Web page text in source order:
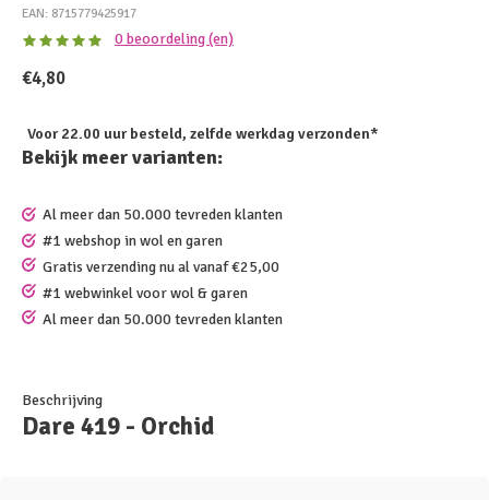
EAN: 8715779425917
0 beoordeling (en)
€4,80
Voor 22.00 uur besteld, zelfde werkdag verzonden*
Bekijk meer varianten:
Al meer dan 50.000 tevreden klanten
#1 webshop in wol en garen
Gratis verzending nu al vanaf €25,00
#1 webwinkel voor wol & garen
Al meer dan 50.000 tevreden klanten
Beschrijving
Dare 419 - Orchid